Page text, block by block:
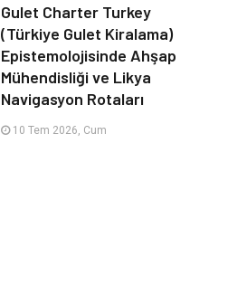
Gulet Charter Turkey
(Türkiye Gulet Kiralama)
Epistemolojisinde Ahşap
Mühendisliği ve Likya
Navigasyon Rotaları
10 Tem 2026, Cum